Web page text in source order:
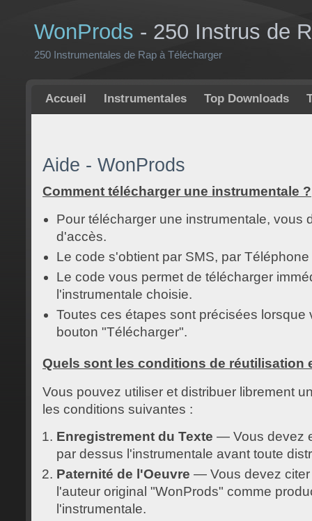
WonProds - 250 Instrus de
250 Instrumentales de Rap à Télécharger
Accueil Instrumentales Top Downloads
Aide - WonProds
Comment télécharger une instrumentale ?
Pour télécharger une instrumentale, vous
d'accès.
Le code s'obtient par SMS, par
Le code vous permet de télécharger
l'instrumentale choisie.
Toutes ces étapes sont précisées lorsque
bouton "Télécharger".
Quels sont les conditions de réutilisation
Vous pouvez utiliser et distribuer librement
les conditions suivantes :
Enregistrement du Texte — Vous devez
par dessus l'instrumentale avant toute
Paternité de l'Oeuvre —Vous devez
l'auteur original "WonProds" comme
l'instrumentale.